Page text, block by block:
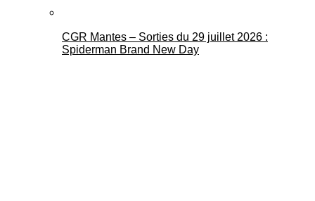
CGR Mantes – Sorties du 29 juillet 2026 :
Spiderman Brand New Day